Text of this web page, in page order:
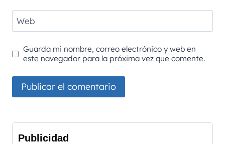
Web
Guarda mi nombre, correo electrónico y web en
este navegador para la próxima vez que comente.
Publicidad